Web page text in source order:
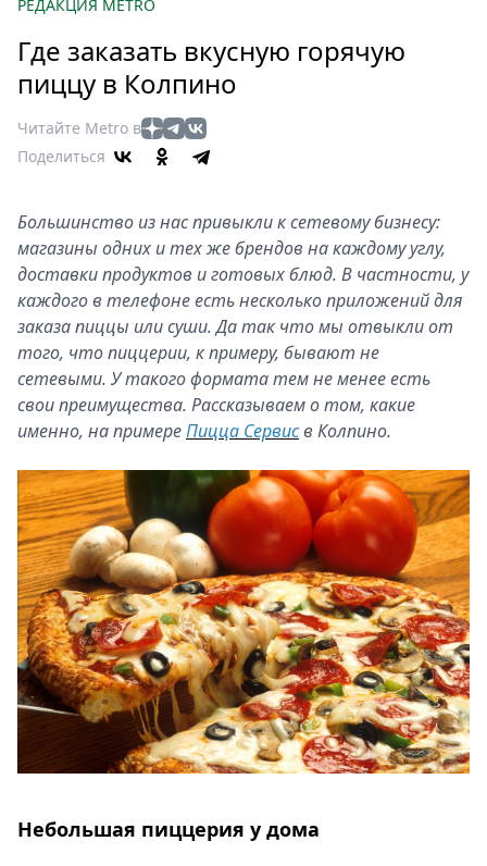
Мир
Здоровье
Еда
Туризм
Театр
Кино
Афиша
Книги
Выставки
Пресс-
релизы
О
Стримы
Спецпроекты
Звезды
Выборы
2026
Скачай
Metro
РЕДАКЦИЯ METRO
Где заказать вкусную горячую
пиццу в Колпино
Читайте Metro в
Поделиться
Большинство из нас привыкли к сетевому бизнесу:
магазины одних и тех же брендов на каждому углу,
доставки продуктов и готовых блюд. В частности, у
каждого в телефоне есть несколько приложений для
заказа пиццы или суши. Да так что мы отвыкли от
того, что пиццерии, к примеру, бывают не
сетевыми. У такого формата тем не менее есть
свои преимущества. Рассказываем о том, какие
именно, на примереПицца Сервисв Колпино.
Небольшая пиццерия у дома